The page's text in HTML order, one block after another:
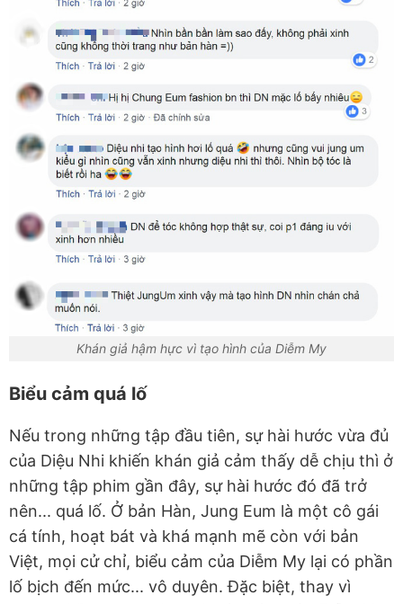
Khán giả hậm hực vì tạo hình của Diễm My
Biểu cảm quá lố
Nếu trong những tập đầu tiên, sự hài hước vừa đủ
của Diệu Nhi khiến khán giả cảm thấy dễ chịu thì ở
những tập phim gần đây, sự hài hước đó đã trở
nên... quá lố. Ở bản Hàn, Jung Eum là một cô gái
cá tính, hoạt bát và khá mạnh mẽ còn với bản
Việt, mọi cử chỉ, biểu cảm của Diễm My lại có phần
lố bịch đến mức... vô duyên. Đặc biệt, thay vì